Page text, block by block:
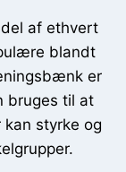
af ethvert
blandt
er
bruges til at
styrke og